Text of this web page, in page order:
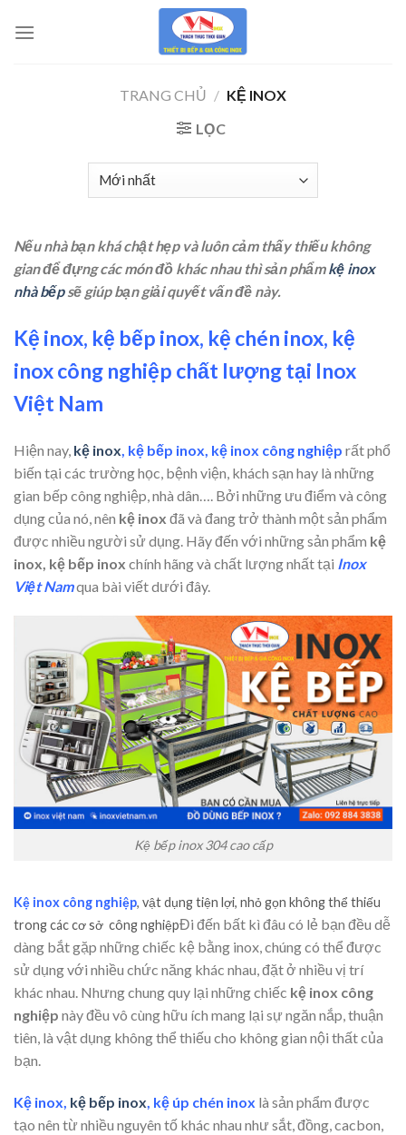
TRANG CHỦ / KỆ INOX
LỌC
Nếu nhà bạn khá chật hẹp và luôn cảm thấy thiếu không
gian để đựng các món đồ khác nhau thì sản phẩmkệ inox
nhà bếpsẽ giúp bạn giải quyết vấn đề này.
Kệ inox, kệ bếp inox, kệ chén inox, kệ
inox công nghiệp chất lượng tại Inox
Việt Nam
Hiện nay, kệ inox , kệ bếp inox, kệ inox công nghiệp rất phổ
biến tại các trường học, bệnh viện, khách sạn hay là những
gian bếp công nghiệp, nhà dân…. Bởi những ưu điểm và công
dụng của nó, nên kệ inox đã và đang trở thành một sản phẩm
được nhiều người sử dụng. Hãy đến với những sản phẩm kệ
inox, kệ bếp inox chính hãng và chất lượng nhất tại Inox
Việt Namqua bài viết dưới đây.
Kệ bếp inox 304 cao cấp
Kệ inox công nghiệp, vật dụng tiện lợi, nhỏ gọn không thể thiếu
trong các cơ sở công nghiệpĐi đến bất kì đâu có lẻ bạn đều dễ
dàng bắt gặp những chiếc kệ bằng inox, chúng có thể được
sử dụng với nhiều chức năng khác nhau, đặt ở nhiều vị trí
khác nhau. Nhưng chung quy lại những chiếc kệ inox công
nghiệp này đều vô cùng hữu ích mang lại sự ngăn nắp, thuận
tiên, là vật dụng không thể thiếu cho không gian nội thất của
bạn.
Kệ inox, kệ bếp inox , kệ úp chén inox là sản phẩm được
tạo nên từ nhiều nguyên tố khác nhau như sắt, đồng, cacbon,